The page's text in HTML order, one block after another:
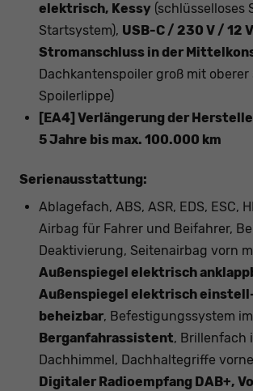
elektrisch, Kessy (schlüsselloses
Startsystem), USB-C / 230 V / 12
Stromanschluss in der
Dachkantenspoiler groß mit
Spoilerlippe)
[EA4] Verlängerung der
5 Jahre bis max. 100.000 km
Serienausstattung:
Ablagefach, ABS, ASR, EDS, ESC,
Airbag für Fahrer und Beifahrer,
Deaktivierung, Seitenairbag vorn
Außenspiegel elektrisch
Außenspiegel elektrisch
beheizbar, Befestigungssystem
Berganfahrassistent, Brillenfach
Dachhimmel, Dachhaltegriffe
Digitaler Radioempfang DAB+,